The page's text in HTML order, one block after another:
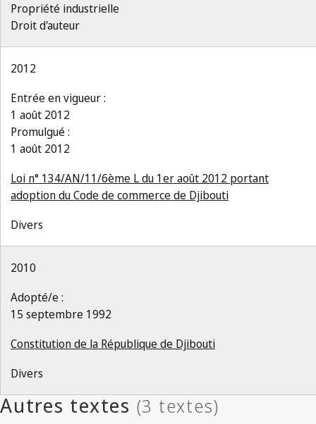
Propriété industrielle
Droit d'auteur
2012
Entrée en vigueur :
1 août 2012
Promulgué :
1 août 2012
Loi n° 134/AN/11/6ème L du 1er août 2012 portant
adoption du Code de commerce de Djibouti
Divers
2010
Adopté/e :
15 septembre 1992
Constitution de la République de Djibouti
Divers